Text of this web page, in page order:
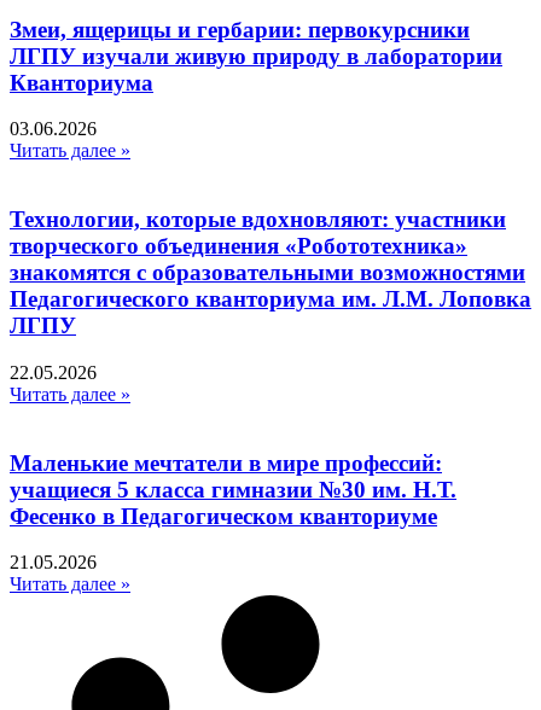
Змеи, ящерицы и гербарии: первокурсники
ЛГПУ изучали живую природу в лаборатории
Кванториума
03.06.2026
Читать далее »
Технологии, которые вдохновляют: участники
творческого объединения «Робототехника»
знакомятся с образовательными возможностями
Педагогического кванториума им. Л.М. Лоповка
ЛГПУ
22.05.2026
Читать далее »
Маленькие мечтатели в мире профессий:
учащиеся 5 класса гимназии №30 им. Н.Т.
Фесенко в Педагогическом кванториуме
21.05.2026
Читать далее »